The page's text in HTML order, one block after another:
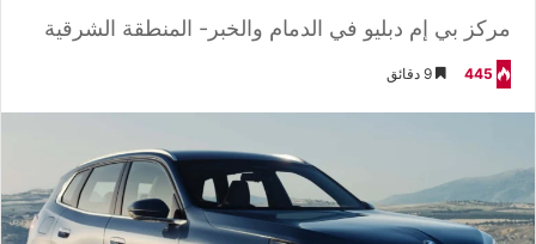
مركز بي إم دبليو في الدمام والخبر- المنطقة الشرقية
445